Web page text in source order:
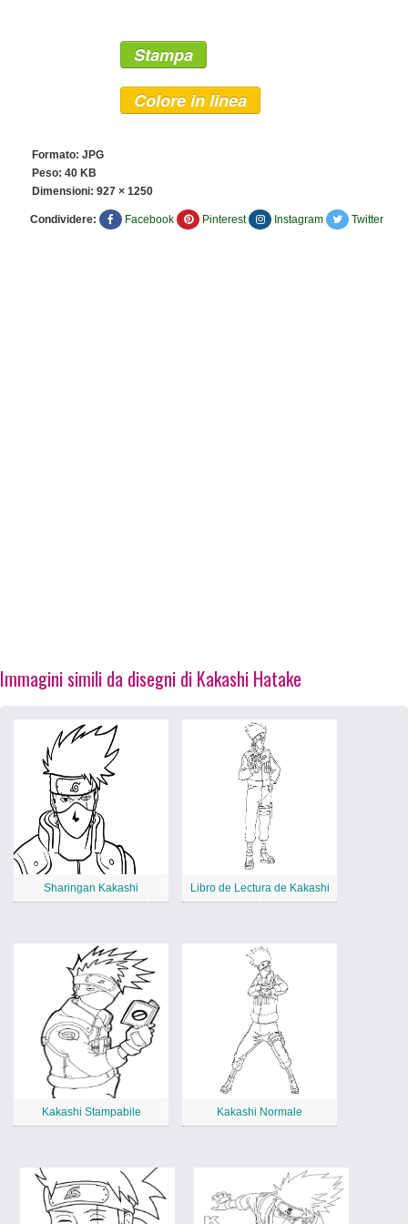
Stampa
Colore in linea
Formato: JPG
Peso: 40 KB
Dimensioni: 927 × 1250
Condividere: Facebook Pinterest Instagram Twitter
Immagini simili da disegni di Kakashi Hatake
Sharingan Kakashi Libro de Lectura de Kakashi
Kakashi Stampabile Kakashi Normale